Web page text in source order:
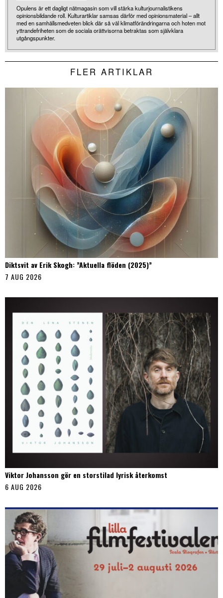
Opulens är ett dagligt nätmagasin som vill stärka kulturjournalistikens
opinionsbildande roll. Kulturartiklar samsas därför med opinionsmaterial – allt
med en samhällsmedveten blick där så väl klimatförändringarna och hoten mot
yttrandefriheten som de sociala orättvisorna betraktas som självklara
utgångspunkter.
FLER ARTIKLAR
Diktsvit av Erik Skogh: ”Aktuella flöden (2025)”
7 AUG 2026
Viktor Johansson gör en storstilad lyrisk återkomst
6 AUG 2026